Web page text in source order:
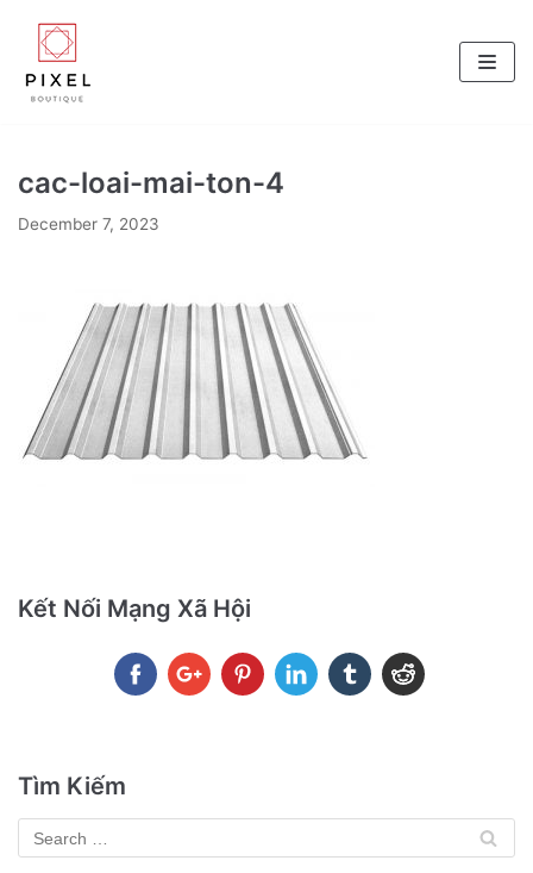
Skip
to
content
cac-loai-mai-ton-4
December 7, 2023
Kết Nối Mạng Xã Hội
Tìm Kiếm